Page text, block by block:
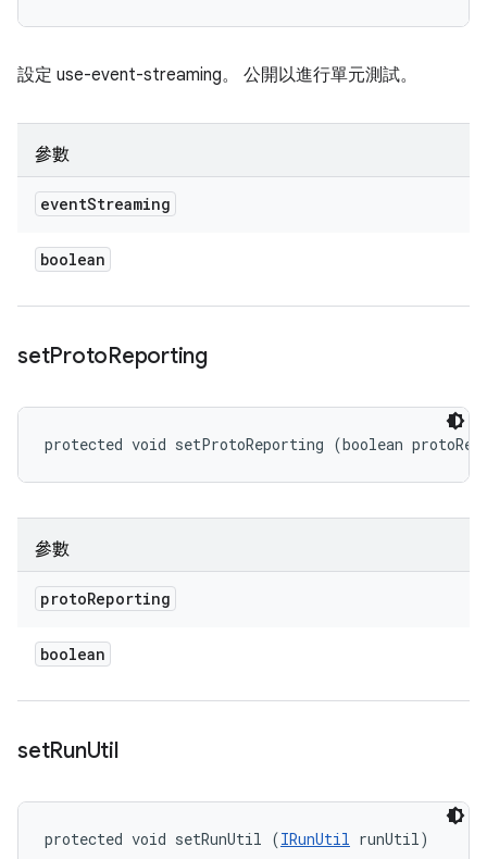
設定 use-event-streaming。 公開以進行單元測試。
參數
eventStreaming
boolean
setProtoReporting
protected void setProtoReporting (boolean
參數
protoReporting
boolean
setRunUtil
protected void setRunUtil (IRunUtil runUtil)